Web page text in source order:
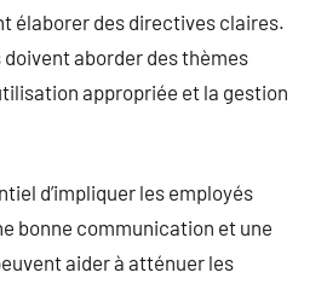
élaborer des directives claires.
aborder des thèmes
appropriée et la gestion
d’impliquer les employés
bonne communication et une
aider à atténuer les